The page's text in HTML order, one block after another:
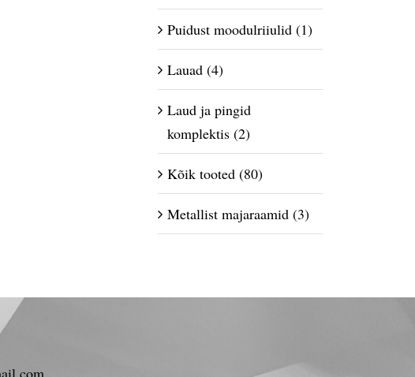
Puidust moodulriiulid (1)
Lauad (4)
Laud ja pingid
komplektis (2)
Kõik tooted (80)
Metallist majaraamid (3)